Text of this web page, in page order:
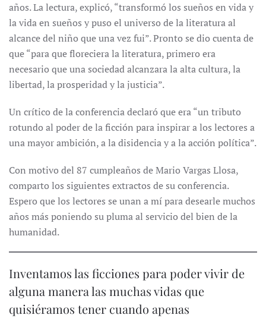
años. La lectura, explicó, “transformó los sueños en vida y
la vida en sueños y puso el universo de la literatura al
alcance del niño que una vez fui”. Pronto se dio cuenta de
que “para que floreciera la literatura, primero era
necesario que una sociedad alcanzara la alta cultura, la
libertad, la prosperidad y la justicia”.
Un crítico de la conferencia declaró que era “un tributo
rotundo al poder de la ficción para inspirar a los lectores a
una mayor ambición, a la disidencia y a la acción política”.
Con motivo del 87 cumpleaños de Mario Vargas Llosa,
comparto los siguientes extractos de su conferencia.
Espero que los lectores se unan a mí para desearle muchos
años más poniendo su pluma al servicio del bien de la
humanidad.
Inventamos las ficciones para poder vivir de
alguna manera las muchas vidas que
quisiéramos tener cuando apenas